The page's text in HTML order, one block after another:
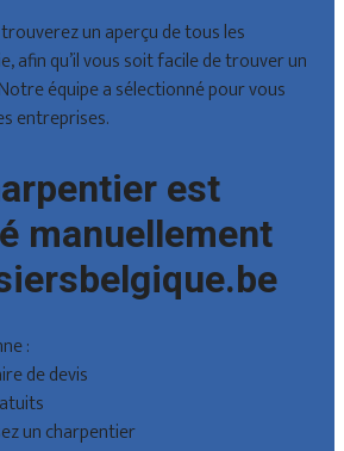
un aperçu de tous les
afin qu’il vous soit facile de trouver un
équipe a sélectionné pour vous
entreprises.
est
manuellement
:
de devis
un charpentier